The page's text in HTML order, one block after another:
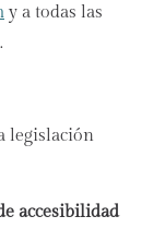
y a todas las
legislación
accesibilidad